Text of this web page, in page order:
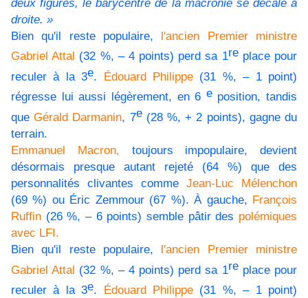
droite. »
Bien qu'il reste populaire, l'ancien Premier ministre
Gabriel Attal (32 %, – 4 points) perd sa 1replace pour
reculer à la 3e. Édouard Philippe (31 %, – 1 point)
régresse lui aussi légèrement, en 6 eposition, tandis
queGérald Darmanin, 7e(28 %, + 2 points), gagne du
terrain.
Emmanuel Macron, toujours impopulaire, devient
désormais presque autant rejeté (64 %) que des
personnalités clivantes comme Jean-Luc Mélenchon
(69 %) ou Éric Zemmour (67 %). À gauche, François
Ruffin (26 %, – 6 points) semble pâtir des polémiques
avec LFI.
Bien qu'il reste populaire, l'ancien Premier ministre
Gabriel Attal (32 %, – 4 points) perd sa 1replace pour
reculer à la 3e. Édouard Philippe (31 %, – 1 point)